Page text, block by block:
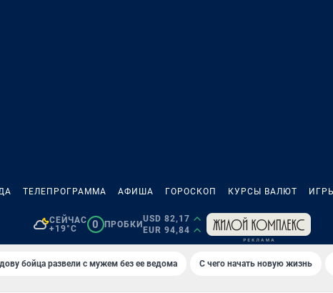
ТЕЛЕПРОГРАММА АФИША ГОРОСКОП КУРСЫ ВАЛЮТ
СЕЙЧАС
+19°C
0 ПРОБКИ
USD 82,17
EUR 94,84
бойца развели с мужем без ее ведома С чего начать новую жизнь